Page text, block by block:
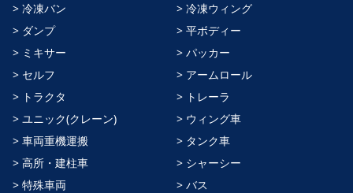
> 冷凍バン
> 冷凍ウィング
> ダンプ
> 平ボディー
> ミキサー
> パッカー
> セルフ
> アームロール
> トラクタ
> トレーラ
> ユニック(クレーン)
> ウィング車
> 車両重機運搬
> タンク車
> 高所・建柱車
> シャーシー
> 特殊車両
> バス